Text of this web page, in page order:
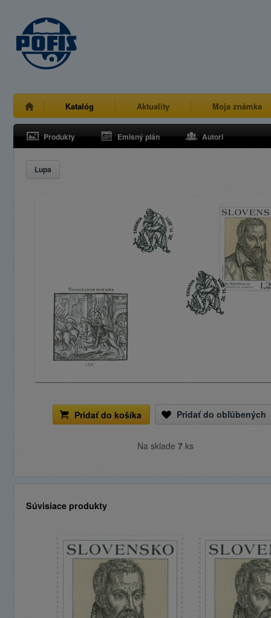
Katalóg Aktuality Moja známka
Produkty Emisný plán Autori
Lupa
Pridať do košíka Pridať do obľúbených
Na sklade 7ks
Súvisiace produkty